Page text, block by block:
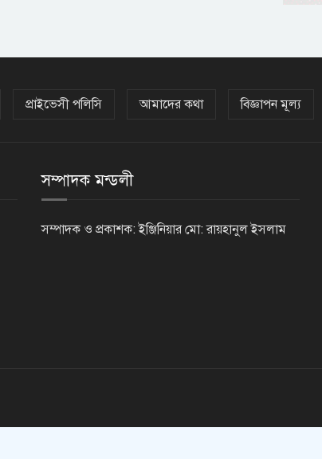
প্রাইভেসী পলিসি আমাদের কথা বিজ্ঞাপন মূল্য
সম্পাদক মন্ডলী
সম্পাদক ও প্রকাশক: ইঞ্জিনিয়ার মো: রায়হানুল ইসলাম